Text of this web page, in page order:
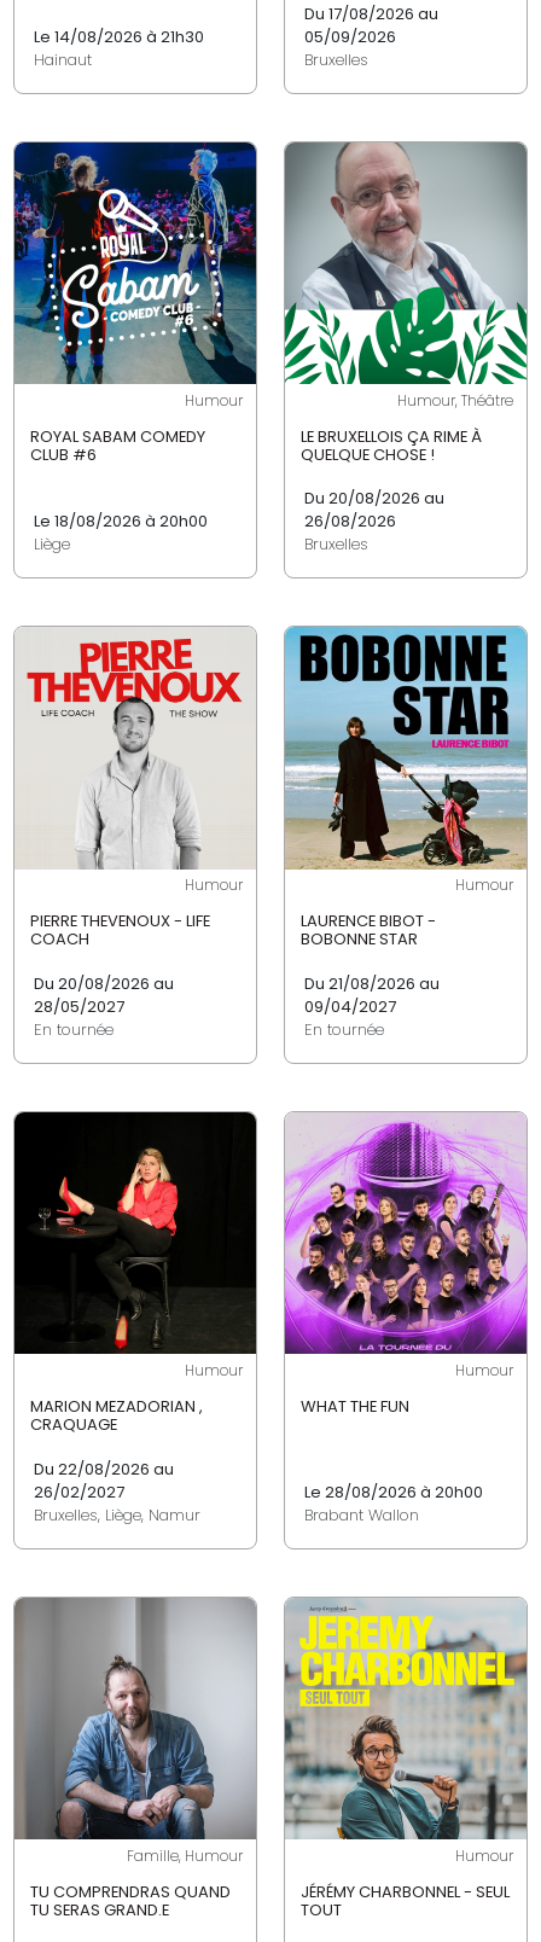
Le 14/08/2026 à 21h30
Hainaut
Du 17/08/2026 au
05/09/2026
Bruxelles
Humour
ROYAL SABAM COMEDY
CLUB #6
Le 18/08/2026 à 20h00
Liège
Humour, Théâtre
LE BRUXELLOIS ÇA RIME À
QUELQUE CHOSE !
Du 20/08/2026 au
26/08/2026
Bruxelles
Humour
PIERRE THEVENOUX - LIFE
COACH
Du 20/08/2026 au
28/05/2027
En tournée
Humour
LAURENCE BIBOT -
BOBONNE STAR
Du 21/08/2026 au
09/04/2027
En tournée
Humour
MARION MEZADORIAN ,
CRAQUAGE
Du 22/08/2026 au
26/02/2027
Bruxelles, Liège, Namur
Humour
WHAT THE FUN
Le 28/08/2026 à 20h00
Brabant Wallon
Famille, Humour
TU COMPRENDRAS QUAND
TU SERAS GRAND.E
Humour
JÉRÉMY CHARBONNEL - SEUL
TOUT